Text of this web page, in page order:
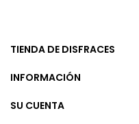
TIENDA DE DISFRACES
INFORMACIÓN
SU CUENTA